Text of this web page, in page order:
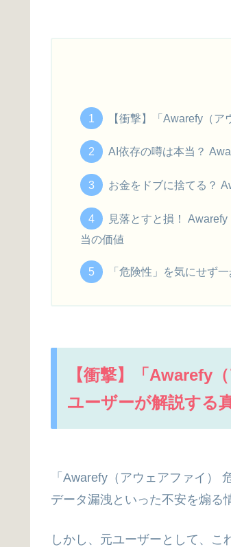
【衝撃】「Awarefy（
AI依存の噂は本当？
お金をドブに捨てる？
見落とすと損！
当の価値
「危険性」を気にせず
【衝撃】「Awarefy
ユーザーが解説する
「Awarefy（アウェアファイ）
データ漏洩といった不安を煽る
しかし、元ユーザーとして、こ